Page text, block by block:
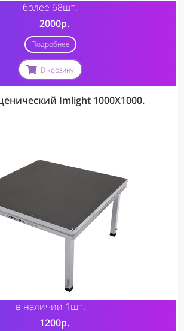
более 68шт.
2000р.
Подробнее
В корзину
Imlight 1000X1000.
в наличии 1шт.
1200р.